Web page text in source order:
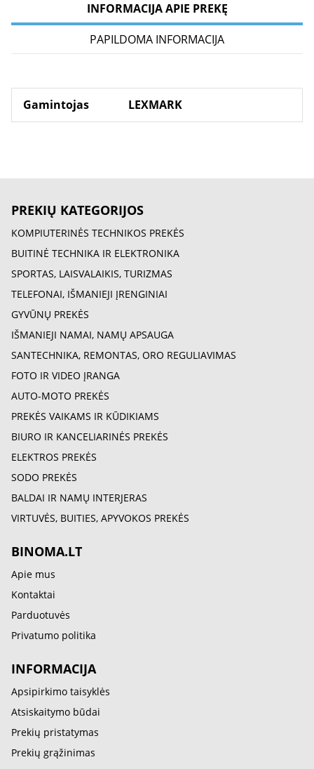
INFORMACIJA APIE PREKĘ
PAPILDOMA INFORMACIJA
Gamintojas LEXMARK
PREKIŲ KATEGORIJOS
KOMPIUTERINĖS TECHNIKOS PREKĖS
BUITINĖ TECHNIKA IR ELEKTRONIKA
SPORTAS, LAISVALAIKIS, TURIZMAS
TELEFONAI, IŠMANIEJI ĮRENGINIAI
GYVŪNŲ PREKĖS
IŠMANIEJI NAMAI, NAMŲ APSAUGA
SANTECHNIKA, REMONTAS, ORO REGULIAVIMAS
FOTO IR VIDEO ĮRANGA
AUTO-MOTO PREKĖS
PREKĖS VAIKAMS IR KŪDIKIAMS
BIURO IR KANCELIARINĖS PREKĖS
ELEKTROS PREKĖS
SODO PREKĖS
BALDAI IR NAMŲ INTERJERAS
VIRTUVĖS, BUITIES, APYVOKOS PREKĖS
BINOMA.LT
Apie mus
Kontaktai
Parduotuvės
Privatumo politika
INFORMACIJA
Apsipirkimo taisyklės
Atsiskaitymo būdai
Prekių pristatymas
Prekių grąžinimas